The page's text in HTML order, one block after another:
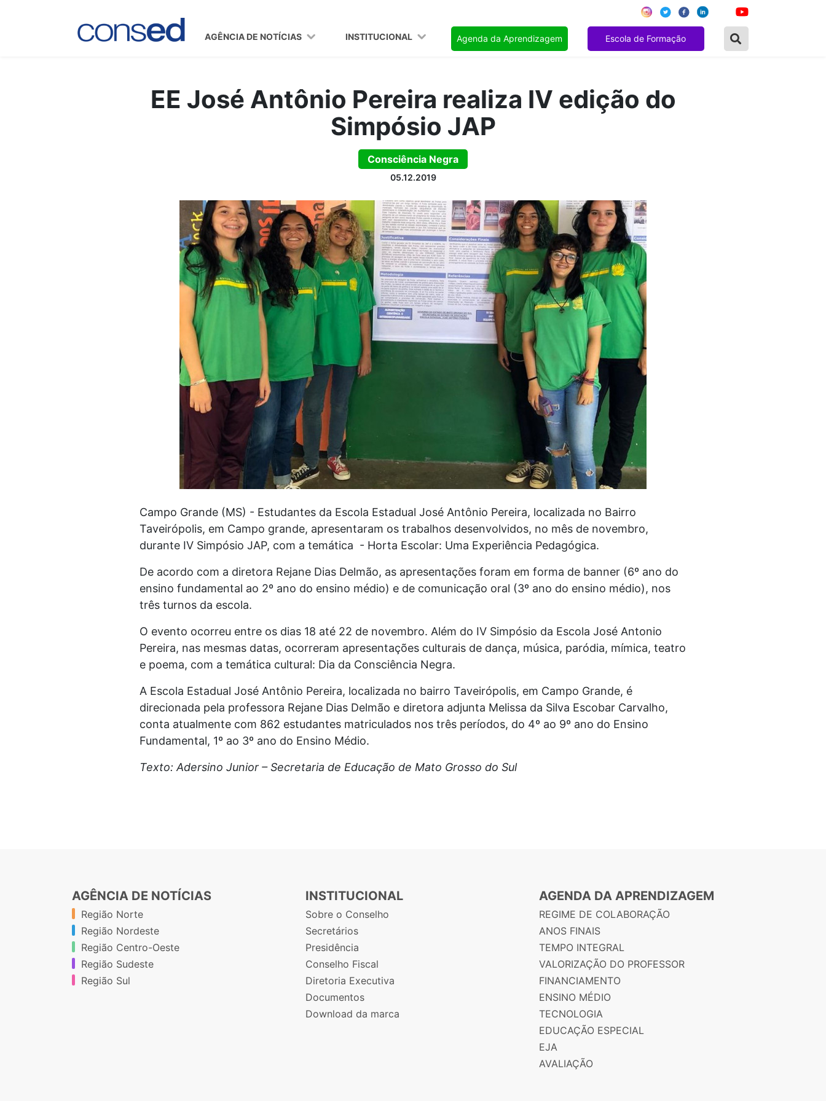
AGÊNCIA DE NOTÍCIAS INSTITUCIONAL Agenda da Aprendizagem Escola de Formação
EE José Antônio Pereira realiza IV edição do
Simpósio JAP
Consciência Negra
05.12.2019
Campo Grande (MS) - Estudantes da Escola Estadual José Antônio Pereira, localizada no Bairro
Taveirópolis, em Campo grande, apresentaram os trabalhos desenvolvidos, no mês de novembro,
durante IV Simpósio JAP, com a temática - Horta Escolar: Uma Experiência Pedagógica.
De acordo com a diretora Rejane Dias Delmão, as apresentações foram em forma de banner (6º ano do
ensino fundamental ao 2º ano do ensino médio) e de comunicação oral (3º ano do ensino médio), nos
três turnos da escola.
O evento ocorreu entre os dias 18 até 22 de novembro. Além do IV Simpósio da Escola José Antonio
Pereira, nas mesmas datas, ocorreram apresentações culturais de dança, música, paródia, mímica, teatro
e poema, com a temática cultural: Dia da Consciência Negra.
A Escola Estadual José Antônio Pereira, localizada no bairro Taveirópolis, em Campo Grande, é
direcionada pela professora Rejane Dias Delmão e diretora adjunta Melissa da Silva Escobar Carvalho,
conta atualmente com 862 estudantes matriculados nos três períodos, do 4º ao 9º ano do Ensino
Fundamental, 1º ao 3º ano do Ensino Médio.
Texto: Adersino Junior – Secretaria de Educação de Mato Grosso do Sul
AGÊNCIA DE NOTÍCIAS
Região Norte
Região Nordeste
Região Centro-Oeste
Região Sudeste
Região Sul
INSTITUCIONAL
Sobre o Conselho
Secretários
Presidência
Conselho Fiscal
Diretoria Executiva
Documentos
Download da marca
AGENDA DA APRENDIZAGEM
REGIME DE COLABORAÇÃO
ANOS FINAIS
TEMPO INTEGRAL
VALORIZAÇÃO DO PROFESSOR
FINANCIAMENTO
ENSINO MÉDIO
TECNOLOGIA
EDUCAÇÃO ESPECIAL
EJA
AVALIAÇÃO